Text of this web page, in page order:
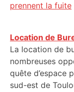
prennent la fuite
Location de
La location de
nombreuses
quête d’espace
sud-est de